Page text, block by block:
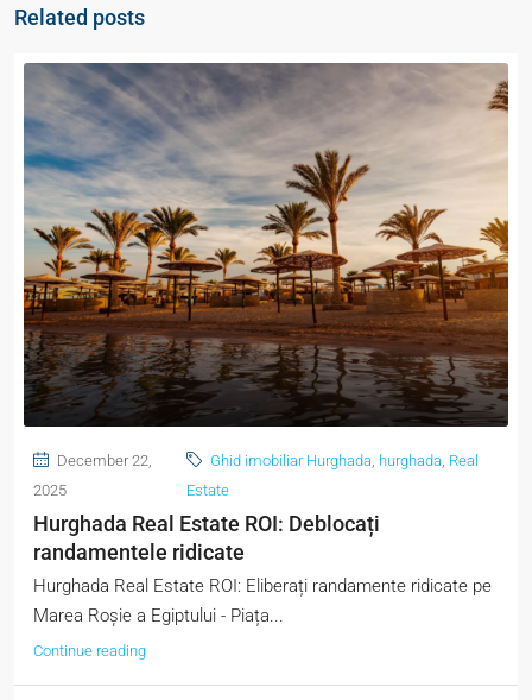
Related posts
December 22,
2025
Ghid imobiliar Hurghada, hurghada, Real
Estate
Hurghada Real Estate ROI: Deblocați
randamentele ridicate
Hurghada Real Estate ROI: Eliberați randamente ridicate pe
Marea Roșie a Egiptului - Piața...
Continue reading